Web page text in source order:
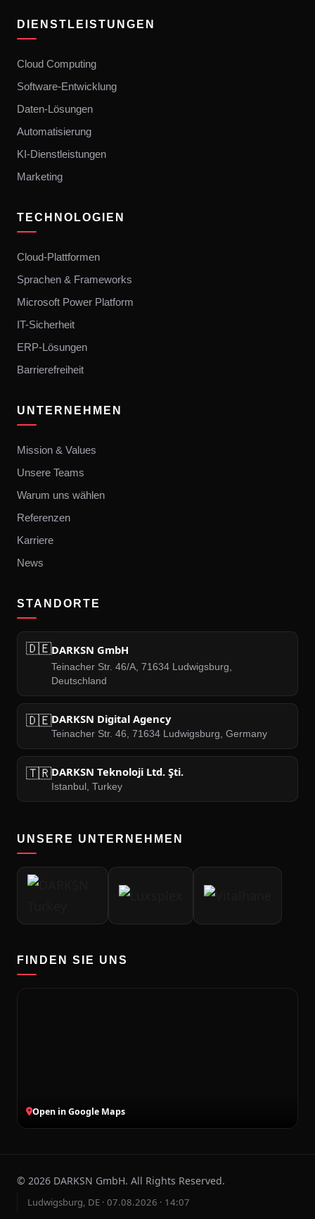
DIENSTLEISTUNGEN
Cloud Computing
Software-Entwicklung
Daten-Lösungen
Automatisierung
KI-Dienstleistungen
Marketing
TECHNOLOGIEN
Cloud-Plattformen
Sprachen & Frameworks
Microsoft Power Platform
IT-Sicherheit
ERP-Lösungen
Barrierefreiheit
UNTERNEHMEN
Mission & Values
Unsere Teams
Warum uns wählen
Referenzen
Karriere
News
STANDORTE
🇩🇪DARKSN GmbH
Teinacher Str. 46/A, 71634 Ludwigsburg,
Deutschland
🇩🇪DARKSN Digital Agency
Teinacher Str. 46, 71634 Ludwigsburg, Germany
🇹🇷DARKSN Teknoloji Ltd. Şti.
Istanbul, Turkey
UNSERE UNTERNEHMEN
FINDEN SIE UNS
Open in Google Maps
© 2026 DARKSN GmbH. All Rights Reserved.
Ludwigsburg, DE · 07.08.2026 · 14:07